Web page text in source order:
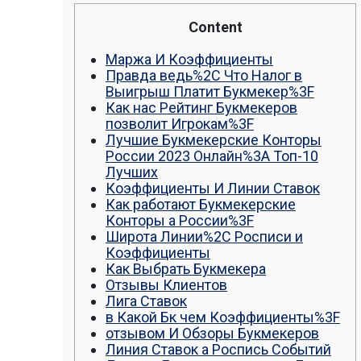
รถพ่วงดั๊มพ์ จำหน่ายดิน หิน ทราย รับเหมาถมที่
ตัก Hitachi ZW 220 ZW 180 แบ็คโฮ CAT 320
แบ็คโฮ Komatsu PC 200 LC บูมยาว PC 200 PC
แบ็คโฮ Kobelco SK 210 บูมยาว SK 200 SK 140
Content
Маржа И Коэффициенты
Правда ведь%2C Что Налог в
Выигрыш Платит Букмекер%3F
Как нас Рейтинг Букмекеров
позволит Игрокам%3F
Лучшие Букмекерские Конторы
России 2023 Онлайн%3A Топ-10
Лучших
Коэффициенты И Линии Ставок
Как работают Букмекерские
Конторы а России%3F
Широта Линии%2C Росписи и
Коэффициенты
Как Выбрать Букмекера
Отзывы Клиентов
Лига Ставок
в Какой Бк чем Коэффициенты%3F
отзывом И Обзоры Букмекеров
Линия Ставок а Роспись Событий